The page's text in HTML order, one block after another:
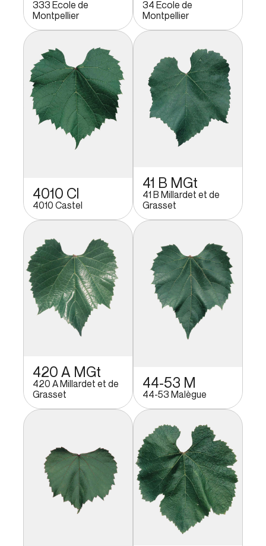
333 Ecole de
Montpellier
34 Ecole de
Montpellier
4010 Cl
4010 Castel
41 B MGt
41 B Millardet et de
Grasset
420 A MGt
420 A Millardet et de
Grasset
44-53 M
44-53 Malègue